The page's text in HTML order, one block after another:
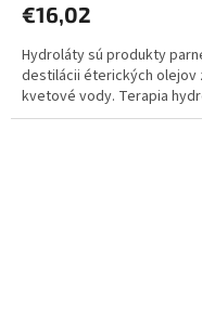
je
z
5
hviezdičiek.
€16,02
Hydroláty sú produkty
destilácii éterických olejov
kvetové vody. Terapia